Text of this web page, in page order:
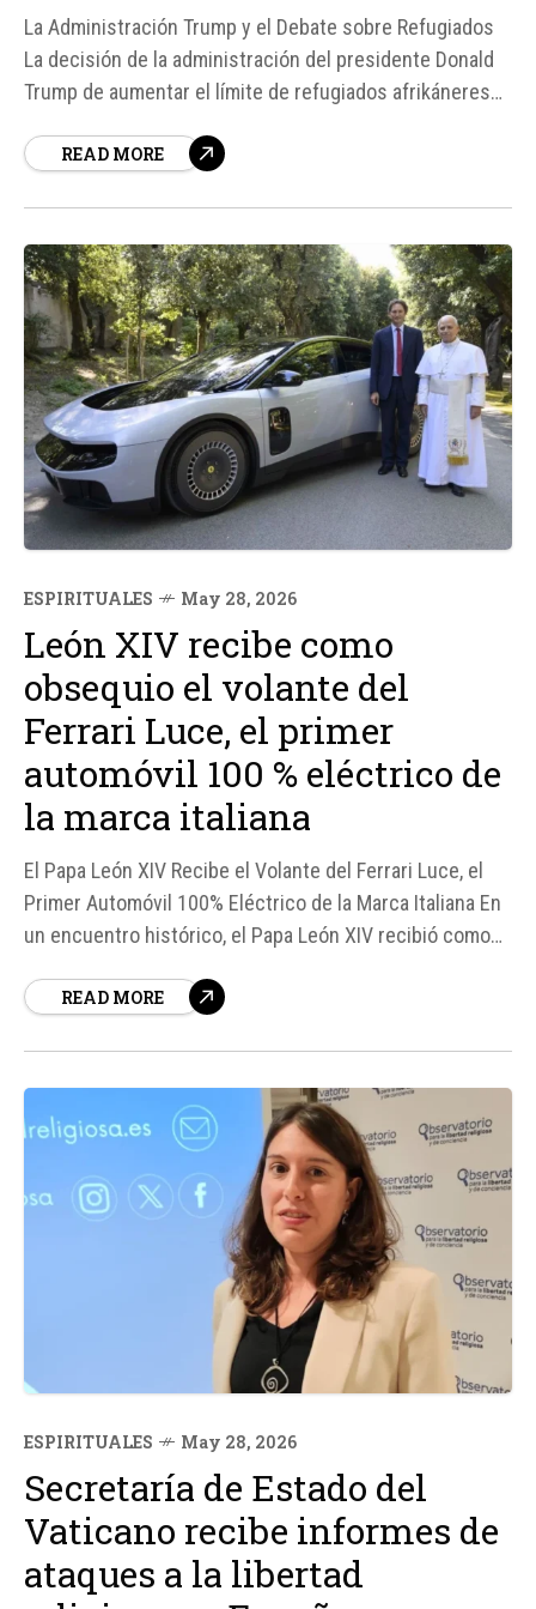
La Administración Trump y el Debate sobre Refugiados
La decisión de la administración del presidente Donald
Trump de aumentar el límite de refugiados afrikáneres
Según fuentes, el límite se ha incrementado a 17. 500, lo
READ MORE
ESPIRITUALES May 28, 2026
León XIV recibe como
obsequio el volante del
Ferrari Luce, el primer
automóvil 100 % eléctrico de
la marca italiana
El Papa León XIV Recibe el Volante del Ferrari Luce, el
Primer Automóvil 100% Eléctrico de la Marca Italiana En
un encuentro histórico, el Papa León XIV recibió como
presentado automóvil 100% eléctrico de la marca
READ MORE
ESPIRITUALES May 28, 2026
Secretaría de Estado del
Vaticano recibe informes de
ataques a la libertad